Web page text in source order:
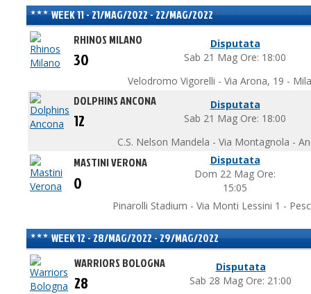
WEEK 11 - 21/MAG/2022 - 22/MAG/2022
RHINOS MILANO
Disputata
Sab 21 Mag Ore: 18:00
30
Velodromo Vigorelli - Via Arona, 19 -
DOLPHINS ANCONA
Disputata
Sab 21 Mag Ore: 18:00
12
C.S. Nelson Mandela - Via Montagnola -
MASTINI VERONA
Disputata
Dom 22 Mag Ore:
15:05
0
Pinarolli Stadium - Via Monti Lessini 1 -
WEEK 12 - 28/MAG/2022 - 29/MAG/2022
WARRIORS BOLOGNA
Disputata
Sab 28 Mag Ore: 21:00
28